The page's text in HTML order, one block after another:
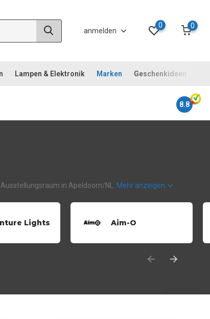
anmelden
0 0
Lampen & Elektronik Marken Geschenkideen
8.8
in Apeldoorn/NL. Mehr anzeigen
Lights Aim-O